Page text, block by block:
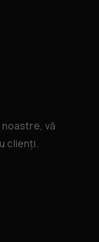
vă
clienți.​